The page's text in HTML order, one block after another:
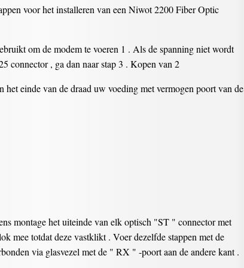
voor het installeren van een Niwot 2200 Fiber Optic
om de modem te voeren 1 . Als de spanning niet wordt
connector , ga dan naar stap 3 . Kopen van 2
einde van de draad uw voeding met vermogen poort van de
montage het uiteinde van elk optisch "ST " connector met
mee totdat deze vastklikt . Voer dezelfde stappen met de
via glasvezel met de " RX " -poort aan de andere kant .